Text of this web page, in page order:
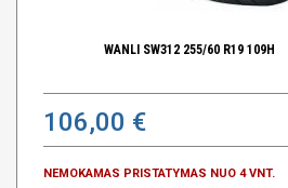
WANLI SW312 255/60 R19 109H
106,00 €
NEMOKAMAS PRISTATYMAS NUO 4 VNT.